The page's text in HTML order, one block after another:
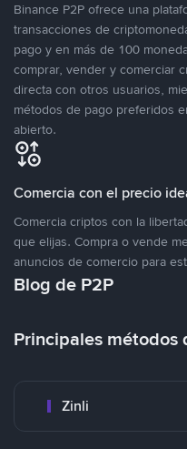
Binance P2P ofrece una
transacciones de
pago y en más de 100
comprar, vender y comerciar
directa con otros usuarios,
métodos de pago preferidos
abierto.
Comercia con el precio
Comercia criptos con la
que elijas. Compra o vende
anuncios de comercio para
Blog de P2P
Principales métodos
Zinli